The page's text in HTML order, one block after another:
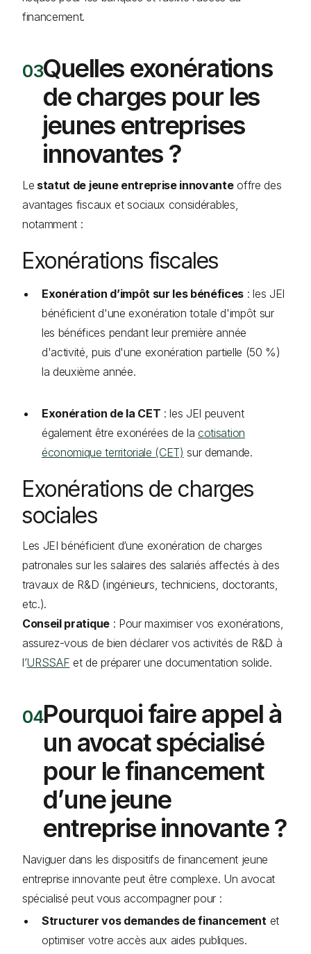
financement.
Quelles exonérations
de charges pour les
jeunes entreprises
innovantes ?
Le statut de jeune entreprise innovanteoffre des
avantages fiscaux et sociaux considérables,
notamment :
Exonérations fiscales
Exonération d’impôt sur les bénéfices : les JEI
bénéficient d'une exonération totale d'impôt sur
les bénéfices pendant leur première année
d'activité, puis d'une exonération partielle (50 %)
la deuxième année.
Exonération de la CET : les JEI peuvent
également être exonérées de lacotisation
économique territoriale (CET) sur demande.
Exonérations de charges
sociales
Les JEI bénéficient d’une exonération de charges
patronales sur les salaires des salariés affectés à des
travaux de R&D (ingénieurs, techniciens, doctorants,
etc.).
Conseil pratique: Pour maximiser vos exonérations,
assurez-vous de bien déclarer vos activités de R&D à
l’URSSAF et de préparer une documentation solide.
Pourquoi faire appel à
un avocat spécialisé
pour le financement
d’une jeune
entreprise innovante ?
Naviguer dans les dispositifs de financement jeune
entreprise innovante peut être complexe. Un avocat
spécialisé peut vous accompagner pour :
Structurer vos demandes de financement et
optimiser votre accès aux aides publiques.